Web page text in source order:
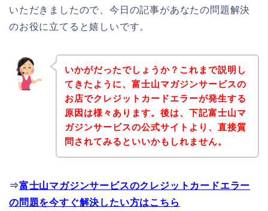
いただきましたので、今日の記事があなたの問題解決
のお役に立てると嬉しいです。
いかがだったでしょうか？これまで説明し
てきたように、富士山マガジンサービスの
お店でクレジットカードエラーが発生する
原因は様々あります。後は、下記富士山マ
ガジンサービスの公式サイトより、直接質
問されてみるといいかもしれません。
⇒富士山マガジンサービスのクレジットカードエラー
の問題を今すぐ解決したい方はこちら